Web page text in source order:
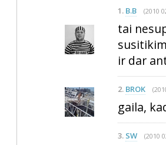
1. B.B (2010
tai
ir dar
2. BROK
gaila,
3. SW (2010